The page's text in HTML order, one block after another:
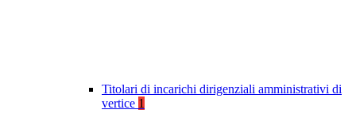
Titolari di incarichi dirigenziali amministrativi di
vertice 1